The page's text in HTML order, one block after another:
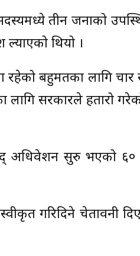
तीन जनाको
थियो ।
रहेको बहुमतका लागि चार
सरकारले हतारो
सुरु भएको ६०
गरिदिने चेतावनी